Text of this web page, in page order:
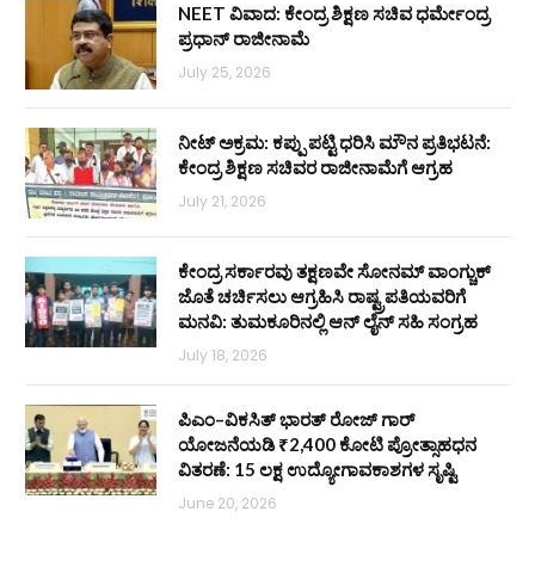
NEET ವಿವಾದ: ಕೇಂದ್ರ ಶಿಕ್ಷಣ ಸಚಿವ ಧರ್ಮೇಂದ್ರ
ಪ್ರಧಾನ್ ರಾಜೀನಾಮೆ
July 25, 2026
ನೀಟ್ ಅಕ್ರಮ: ಕಪ್ಪು ಪಟ್ಟಿ ಧರಿಸಿ ಮೌನ ಪ್ರತಿಭಟನೆ:
ಕೇಂದ್ರ ಶಿಕ್ಷಣ ಸಚಿವರ ರಾಜೀನಾಮೆಗೆ ಆಗ್ರಹ
July 21, 2026
ಕೇಂದ್ರ ಸರ್ಕಾರವು ತಕ್ಷಣವೇ ಸೋನಮ್ ವಾಂಗ್ಚುಕ್
ಜೊತೆ ಚರ್ಚಿಸಲು ಆಗ್ರಹಿಸಿ ರಾಷ್ಟ್ರಪತಿಯವರಿಗೆ
ಮನವಿ: ತುಮಕೂರಿನಲ್ಲಿ ಆನ್‌ ಲೈನ್ ಸಹಿ ಸಂಗ್ರಹ
July 18, 2026
ಪಿಎಂ–ವಿಕಸಿತ್ ಭಾರತ್ ರೋಜ್‌ ಗಾರ್
ಯೋಜನೆಯಡಿ ₹2,400 ಕೋಟಿ ಪ್ರೋತ್ಸಾಹಧನ
ವಿತರಣೆ: 15 ಲಕ್ಷ ಉದ್ಯೋಗಾವಕಾಶಗಳ ಸೃಷ್ಟಿ
June 20, 2026